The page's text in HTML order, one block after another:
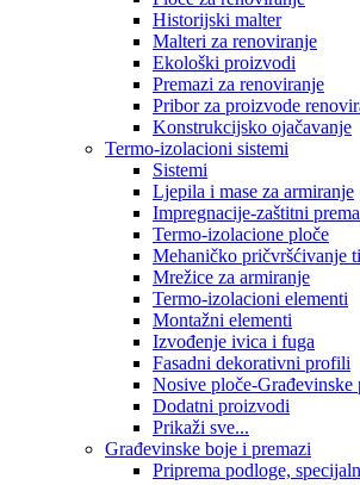
Historijski malter
Malteri za renoviranje
Ekološki proizvodi
Premazi za renoviranje
Pribor za proizvode
Konstrukcijsko ojačavanje
Termo-izolacioni sistemi
Sistemi
Ljepila i mase za armiranje
Impregnacije-zaštitni
Termo-izolacione ploče
Mehaničko pričvršćivanje
Mrežice za armiranje
Termo-izolacioni elementi
Montažni elementi
Izvođenje ivica i fuga
Fasadni dekorativni profili
Nosive ploče-Građevinske
Dodatni proizvodi
Prikaži sve...
Građevinske boje i premazi
Priprema podloge,